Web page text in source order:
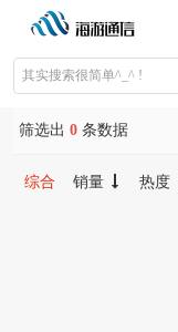
筛选出 0 条数据
综合 销量 热度